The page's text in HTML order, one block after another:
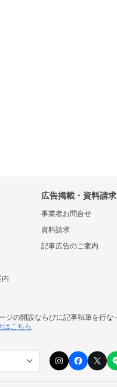
広告掲載・資料請求
事業者お問合せ
資料請求
記事広告のご案内
の開設ならびに記事執筆を行な
はこちら